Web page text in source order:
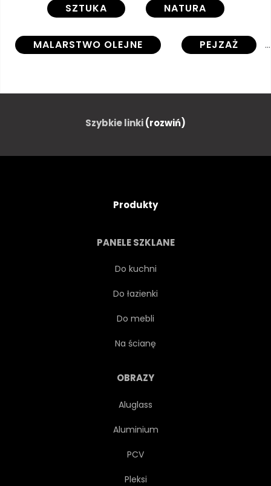
SZTUKA NATURA
MALARSTWO OLEJNE PEJZAŻ
ZWIERZĘ KAMUFLAŻU
PACHYDERM TAJLANDIA
PERSPEKTYWA
Szybkie linki(rozwiń)
Produkty
PANELE SZKLANE
Do kuchni
Do łazienki
Do mebli
Na ścianę
OBRAZY
Aluglass
Aluminium
PCV
Pleksi